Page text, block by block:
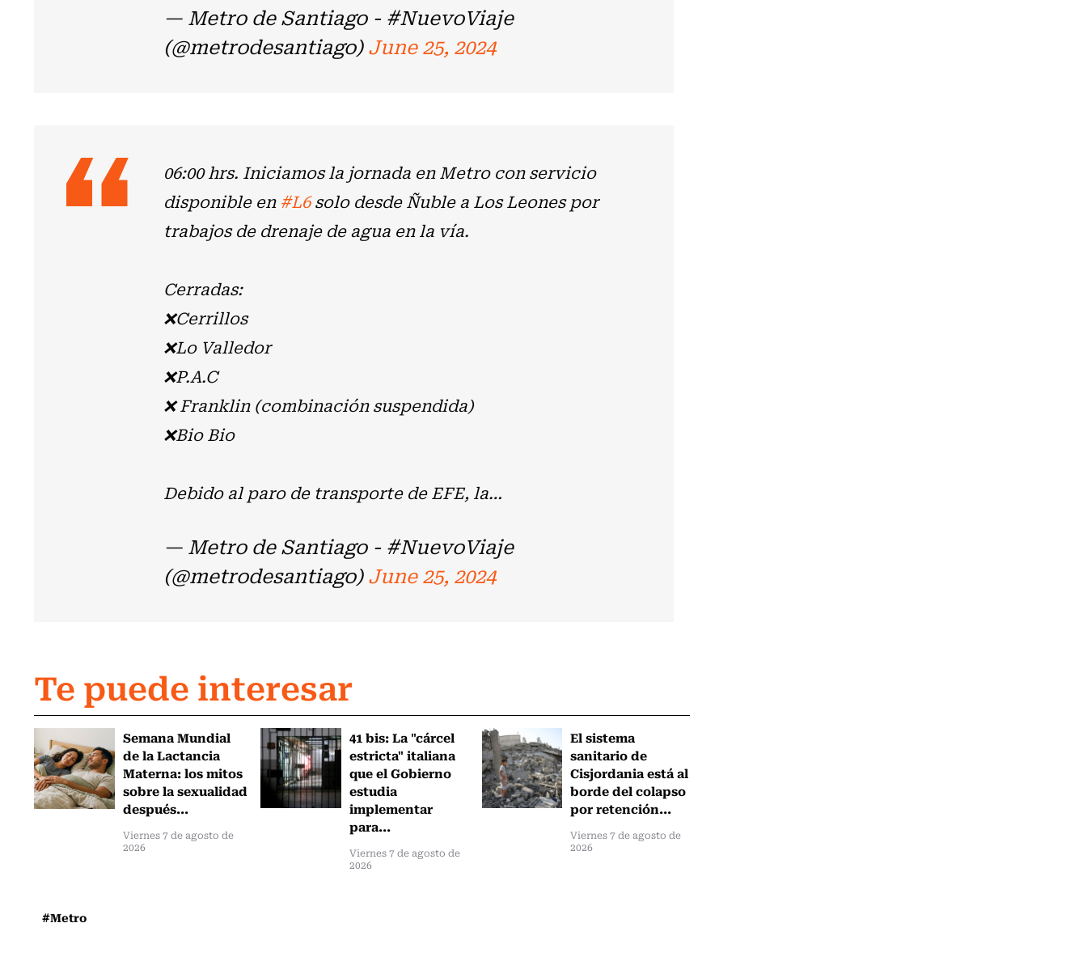
— Metro de Santiago - #NuevoViaje
(@metrodesantiago)June 25, 2024
06:00 hrs. Iniciamos la jornada en Metro con servicio
disponible en#L6solo desde Ñuble a Los Leones por
trabajos de drenaje de agua en la vía.
Cerradas:
❌Cerrillos
❌Lo Valledor
❌P.A.C
❌ Franklin (combinación suspendida)
❌Bio Bio
Debido al paro de transporte de EFE, la…
— Metro de Santiago - #NuevoViaje
(@metrodesantiago)June 25, 2024
Te puede interesar
Semana Mundial
de la Lactancia
Materna: los mitos
sobre la sexualidad
después...
Viernes 7 de agosto de
2026
41 bis: La "cárcel
estricta" italiana
que el Gobierno
estudia
implementar
para...
Viernes 7 de agosto de
2026
El sistema
sanitario de
Cisjordania está al
borde del colapso
por retención...
Viernes 7 de agosto de
2026
#Metro